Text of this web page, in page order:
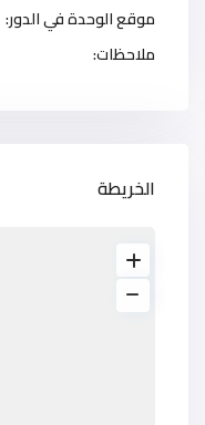
موقع الوحدة في الدور:
ملاحظات:
الخريطة